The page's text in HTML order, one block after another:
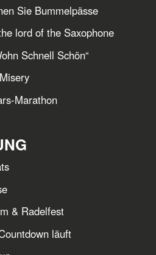
Sie Bummelpässe
lord of the Saxophone
Schnell Schön“
Marathon
& Radelfest
läuft